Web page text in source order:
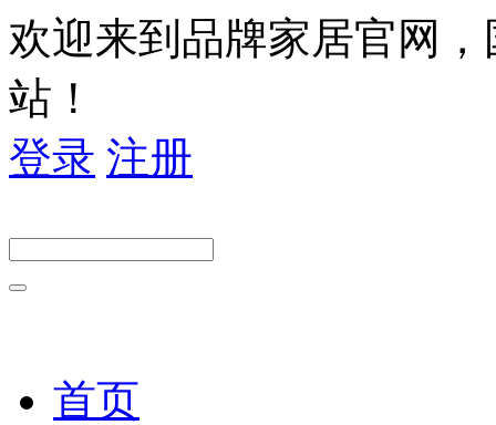
欢迎来到品牌家居官网
站！
登录 注册
首页